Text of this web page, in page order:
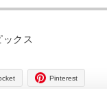
クス
Pinterest